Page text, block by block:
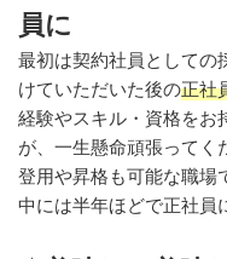
員に
最初は契約社員としての
けていただいた後の正社
経験やスキル・資格をお
が、一生懸命頑張ってく
登用や昇格も可能な職場
中には半年ほどで正社